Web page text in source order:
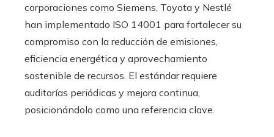
corporaciones como Siemens, Toyota y Nestlé
han implementado ISO 14001 para fortalecer su
compromiso con la reducción de emisiones,
eficiencia energética y aprovechamiento
sostenible de recursos. El estándar requiere
auditorías periódicas y mejora continua,
posicionándolo como una referencia clave.